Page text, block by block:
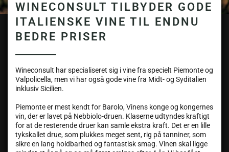
WINECONSULT TILBYDER GODE
ITALIENSKE VINE TIL ENDNU
BEDRE PRISER
Wineconsult har specialiseret sig i vine fra specielt Piemonte og
Valpolicella, men vi har også gode vine fra Midt- og Syditalien
inklusiv Sicilien.
Piemonte er mest kendt for Barolo, Vinens konge og kongernes
vin, der er lavet på Nebbiolo-druen. Klaserne udtyndes kraftigt
for at de resterende druer kan samle ekstra kraft. Det er en lille
tykskallet drue, som plukkes meget sent, rig på tanniner, som
sikre en lang holdbarhed og fantastisk smag. Vinen skal ligge